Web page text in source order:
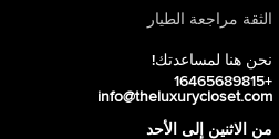
الثقة مراجعة الطيار
نحن هنا لمساعدتك!
+16465689815
info@theluxurycloset.com
من الاثنين إلى الأحد